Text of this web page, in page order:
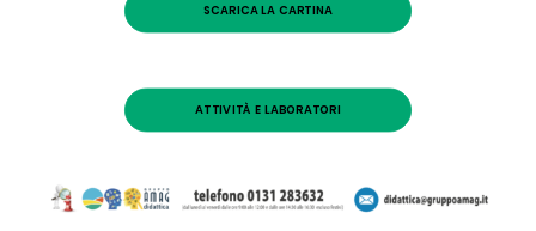
SCARICA LA CARTINA
ATTIVITÀ E LABORATORI